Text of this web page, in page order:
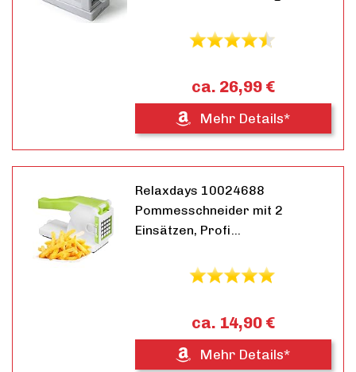
ca. 26,99 €
Mehr Details*
Relaxdays 10024688
Pommesschneider mit 2
Einsätzen, Profi…
ca. 14,90 €
Mehr Details*